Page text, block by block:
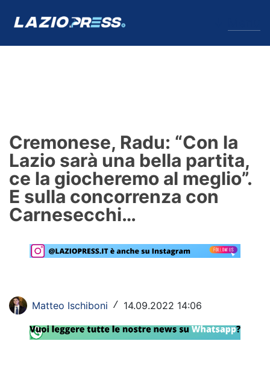
Formello
Infortuni
Primavera
Lazio Women
Social
Calcio
Cremonese, Radu: “Con la
Lazio sarà una bella partita,
ce la giocheremo al meglio”.
E sulla concorrenza con
Carnesecchi…
Matteo Ischiboni / 14.09.2022 14:06